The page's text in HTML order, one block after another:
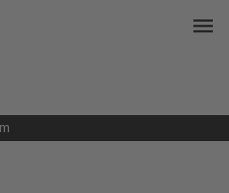
menu